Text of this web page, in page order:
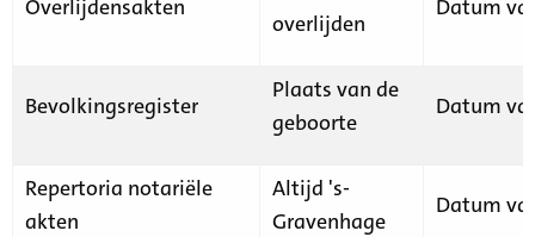
Overlijdensakten
overlijden
Datum
Bevolkingsregister
Plaats van de
geboorte
Datum
Repertoria notariële
akten
Altijd 's-
Gravenhage
Datum